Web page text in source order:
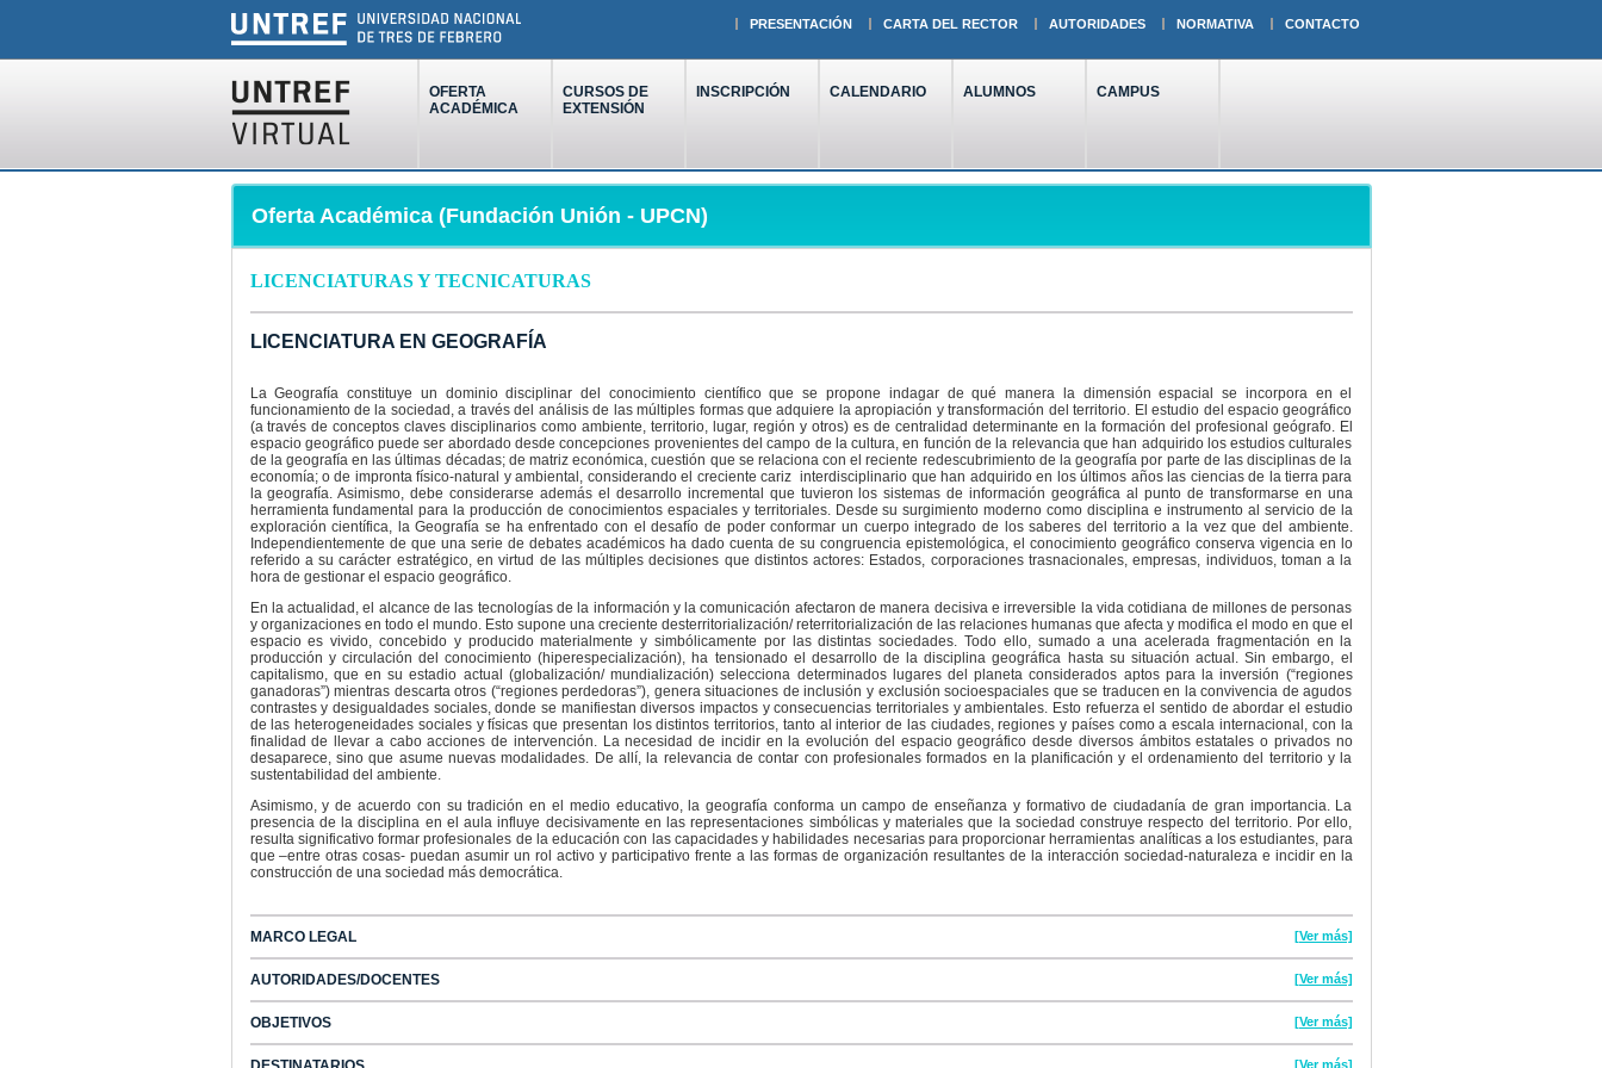
PRESENTACIÓN CARTA DEL RECTOR AUTORIDADES NORMATIVA CONTACTO
OFERTA
ACADÉMICA
CURSOS DE
EXTENSIÓN
INSCRIPCIÓN CALENDARIO ALUMNOS CAMPUS
Oferta Académica (Fundación Unión - UPCN)
LICENCIATURAS Y TECNICATURAS
LICENCIATURA EN GEOGRAFÍA
La Geografía constituye un dominio disciplinar del conocimiento científico que se propone indagar de qué manera la dimensión espacial se incorpora en el
funcionamiento de la sociedad, a través del análisis de las múltiples formas que adquiere la apropiación y transformación del territorio. El estudio del espacio geográfico
(a través de conceptos claves disciplinarios como ambiente, territorio, lugar, región y otros) es de centralidad determinante en la formación del profesional geógrafo. El
espacio geográfico puede ser abordado desde concepciones provenientes del campo de la cultura, en función de la relevancia que han adquirido los estudios culturales
de la geografía en las últimas décadas; de matriz económica, cuestión que se relaciona con el reciente redescubrimiento de la geografía por parte de las disciplinas de la
economía; o de impronta físico-natural y ambiental, considerando el creciente cariz interdisciplinario que han adquirido en los últimos años las ciencias de la tierra para
la geografía. Asimismo, debe considerarse además el desarrollo incremental que tuvieron los sistemas de información geográfica al punto de transformarse en una
herramienta fundamental para la producción de conocimientos espaciales y territoriales. Desde su surgimiento moderno como disciplina e instrumento al servicio de la
exploración científica, la Geografía se ha enfrentado con el desafío de poder conformar un cuerpo integrado de los saberes del territorio a la vez que del ambiente.
Independientemente de que una serie de debates académicos ha dado cuenta de su congruencia epistemológica, el conocimiento geográfico conserva vigencia en lo
referido a su carácter estratégico, en virtud de las múltiples decisiones que distintos actores: Estados, corporaciones trasnacionales, empresas, individuos, toman a la
hora de gestionar el espacio geográfico.
En la actualidad, el alcance de las tecnologías de la información y la comunicación afectaron de manera decisiva e irreversible la vida cotidiana de millones de personas
y organizaciones en todo el mundo. Esto supone una creciente desterritorialización/ reterritorialización de las relaciones humanas que afecta y modifica el modo en que el
espacio es vivido, concebido y producido materialmente y simbólicamente por las distintas sociedades. Todo ello, sumado a una acelerada fragmentación en la
producción y circulación del conocimiento (hiperespecialización), ha tensionado el desarrollo de la disciplina geográfica hasta su situación actual. Sin embargo, el
capitalismo, que en su estadio actual (globalización/ mundialización) selecciona determinados lugares del planeta considerados aptos para la inversión (“regiones
ganadoras”) mientras descarta otros (“regiones perdedoras”), genera situaciones de inclusión y exclusión socioespaciales que se traducen en la convivencia de agudos
contrastes y desigualdades sociales, donde se manifiestan diversos impactos y consecuencias territoriales y ambientales. Esto refuerza el sentido de abordar el estudio
de las heterogeneidades sociales y físicas que presentan los distintos territorios, tanto al interior de las ciudades, regiones y países como a escala internacional, con la
finalidad de llevar a cabo acciones de intervención. La necesidad de incidir en la evolución del espacio geográfico desde diversos ámbitos estatales o privados no
desaparece, sino que asume nuevas modalidades. De allí, la relevancia de contar con profesionales formados en la planificación y el ordenamiento del territorio y la
sustentabilidad del ambiente.
Asimismo, y de acuerdo con su tradición en el medio educativo, la geografía conforma un campo de enseñanza y formativo de ciudadanía de gran importancia. La
presencia de la disciplina en el aula influye decisivamente en las representaciones simbólicas y materiales que la sociedad construye respecto del territorio. Por ello,
resulta significativo formar profesionales de la educación con las capacidades y habilidades necesarias para proporcionar herramientas analíticas a los estudiantes, para
que –entre otras cosas- puedan asumir un rol activo y participativo frente a las formas de organización resultantes de la interacción sociedad-naturaleza e incidir en la
construcción de una sociedad más democrática.
MARCO LEGAL [Ver más]
AUTORIDADES/DOCENTES [Ver más]
OBJETIVOS [Ver más]
[Ver más]